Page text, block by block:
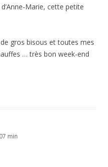
Marie, cette petite
gros bisous et toutes mes
… très bon week-end
min